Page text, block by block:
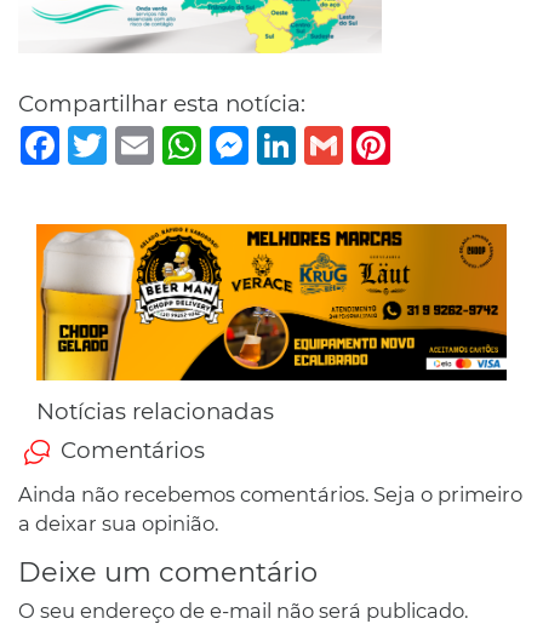
Compartilhar esta notícia:
Facebook
TwitterEmail WhatsAppMessenger
LinkedIn
Gmail
Notícias relacionadas
Comentários
Ainda não recebemos comentários. Seja o primeiro
a deixar sua opinião.
Deixe um comentário
O seu endereço de e-mail não será publicado.